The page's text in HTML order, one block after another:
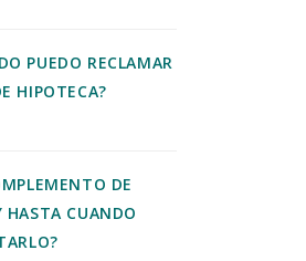
PUEDO RECLAMAR
HIPOTECA?
DE
HASTA CUANDO